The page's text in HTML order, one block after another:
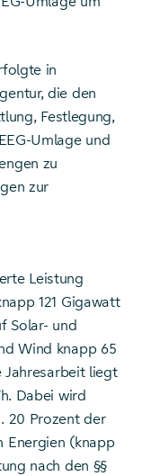
in
die den
Festlegung,
Umlage und
zu
zur
Leistung
121 Gigawatt
Solar- und
Wind knapp 65
liegt
Dabei wird
20 Prozent der
Energien (knapp
nach den §§